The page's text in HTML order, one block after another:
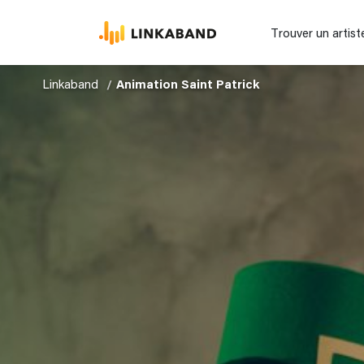
Trouver un
Linkaband Animation Saint Patrick